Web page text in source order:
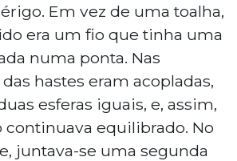
Em vez de uma toalha,
era um fio que tinha uma
numa ponta. Nas
hastes eram acopladas,
esferas iguais, e, assim,
equilibrado. No
juntava-se uma segunda